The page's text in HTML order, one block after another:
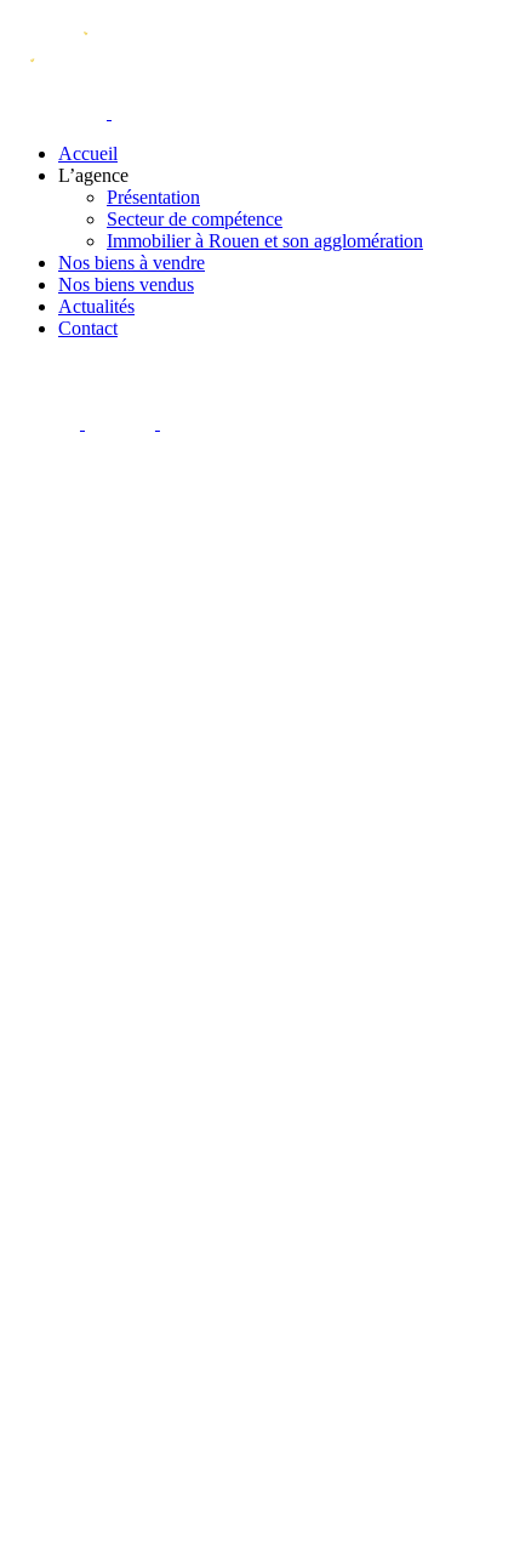
Accueil
L’agence
Présentation
Secteur de compétence
Immobilier à Rouen et son agglomération
Nos biens à vendre
Nos biens vendus
Actualités
Contact